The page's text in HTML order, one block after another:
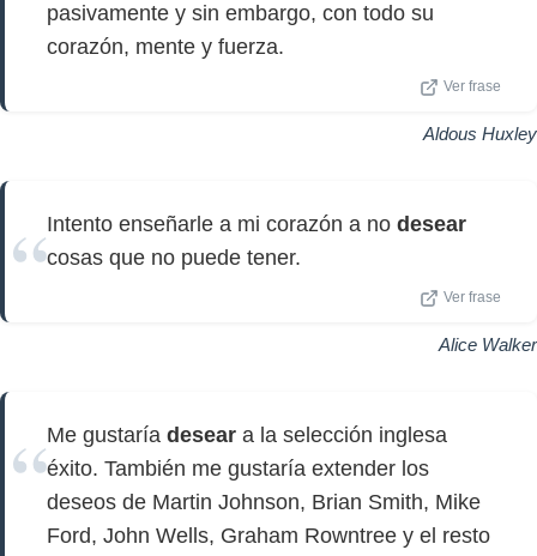
pasivamente y sin embargo, con todo su
corazón, mente y fuerza.
Ver frase
Aldous Huxley
Intento enseñarle a mi corazón a no desear
cosas que no puede tener.
Ver frase
Alice Walker
Me gustaría desear a la selección inglesa
éxito. También me gustaría extender los
deseos de Martin Johnson, Brian Smith, Mike
Ford, John Wells, Graham Rowntree y el resto